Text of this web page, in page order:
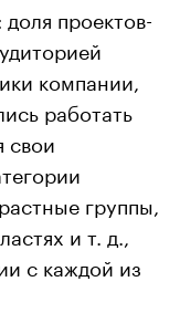
проектов-
компании,
работать
свои
группы,
и т. д.,
с каждой из